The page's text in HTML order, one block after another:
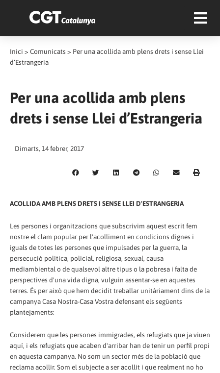
Inici > Comunicats > Per una acollida amb plens drets i sense Llei
d’Estrangeria
Per una acollida amb plens
drets i sense Llei d’Estrangeria
Dimarts, 14 febrer, 2017
ACOLLIDA AMB PLENS DRETS I SENSE LLEI D'ESTRANGERIA
Les persones i organitzacions que subscrivim aquest escrit fem
nostre el clam popular per l'acolliment en condicions dignes i
iguals de totes les persones que impulsades per la guerra, la
persecució política, policial, religiosa, sexual, causa
mediambiental o de qualsevol altre tipus o la pobresa i falta de
perspectives d'una vida digna, vulguin assentar-se en aquestes
terres. És per això que hem decidit treballar unitàriament dins de la
campanya Casa Nostra-Casa Vostra defensant els següents
plantejaments:
Considerem que les persones immigrades, els refugiats que ja viuen
aquí, i els refugiats que acaben d'arribar han de tenir un perfil propi
en aquesta campanya. No som un sector més de la població que
reclama acollir. Som el subjecte a ser acollit i que realment no ho